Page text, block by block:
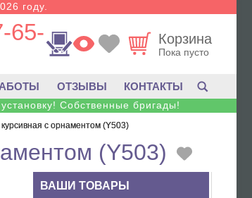
году.
65-
Корзина
Пока пусто
ОТЗЫВЫ КОНТАКТЫ
Собственные бригады!
с орнаментом (Y503)
(Y503)
ВАШИ ТОВАРЫ